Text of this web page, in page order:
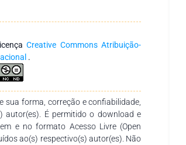
nacionais e internacionais com
da produção e socialização de
Agradecemos aos autores pelo
o desenvolvimento e conclusão
obra sirva de instrumento didático-
dos diversos níveis de ensino em
temática.
Creative Commons Atribuição-
.
sua forma, correção e confiabilidade,
autor(es). É permitido o download e
e no formato Acesso Livre (Open
ao(s) respectivo(s) autor(es). Não